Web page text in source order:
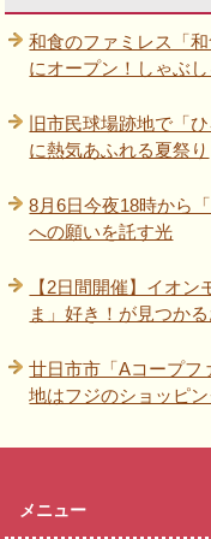
和食のファミレス「
にオープン！しゃぶ
旧市民球場跡地で「
に熱気あふれる夏祭り
8月6日今夜18時から
への願いを託す光
【2日間開催】イオ
ま」好き！が見つか
廿日市市「Aコープフ
地はフジのショッピ
メニュー